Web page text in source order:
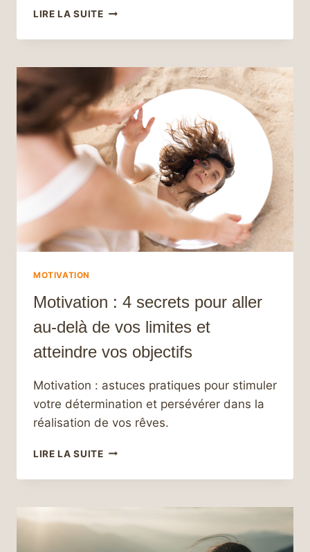
LIRE LA SUITELES
CLÉS
LA
SANTÉ
POUR
ÊTRE
EN
FORME
TOUTE
L’ANNÉE
MOTIVATION
Motivation : 4 secrets pour aller
au-delà de vos limites et
atteindre vos objectifs
Motivation : astuces pratiques pour stimuler
votre détermination et persévérer dans la
réalisation de vos rêves.
LIRE LA SUITEMOTIVATION
4
AU-